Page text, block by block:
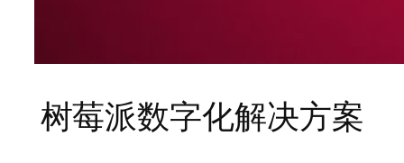
树莓派数字化解决方案